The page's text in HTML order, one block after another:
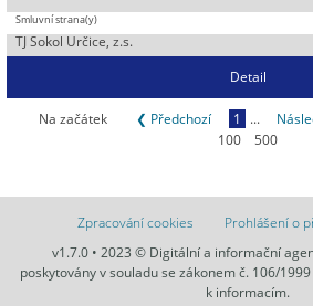
TJ Sokol Určice, z.s.
Detail
Na začátek ❮ Předchozí 1 ...
100
500
Zpracování cookies
Prohlášení o
v1.7.0 • 2023 © Digitální a informační
poskytovány v souladu se zákonem č. 106/
k informacím.